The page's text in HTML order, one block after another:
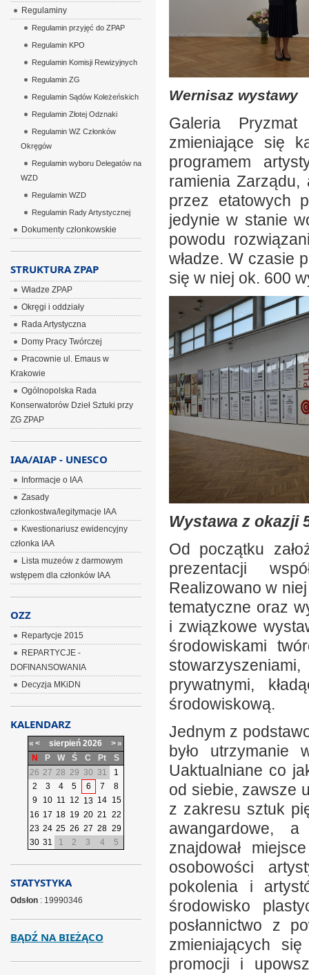
Wernisaz wystawy
Galeria
zmieniające się
programem
ramienia Zarządu,
przez etatowych
jedynie w stanie
powodu
władze. W czasie
się w niej ok. 600
Wystawa z okazji
Od początku
prezentacji
Realizowano w
tematyczne oraz
i związkowe
środowiskami
prywatnymi,
środowiskową.
Jednym z
było utrzymanie
Uaktualniane co
od siebie, zawsze
z zakresu sztuk
awangardowe,
znajdował
osobowości
pokolenia i
środowisko
posłannictwo z
zmieniających
promocji i
Regulaminy
Regulamin przyjęć do ZPAP
Regulamin KPO
Regulamin Komisji Rewizyjnych
Regulamin ZG
Regulamin Sądów Koleżeńskich
Regulamin Złotej Odznaki
Regulamin WZ Członków
Okręgów
Regulamin wyboru Delegatów na
WZD
Regulamin WZD
Regulamin Rady Artystycznej
Dokumenty członkowskie
STRUKTURA ZPAP
Władze ZPAP
Okręgi i oddziały
Rada Artystyczna
Domy Pracy Twórczej
Pracownie ul. Emaus w
Krakowie
Ogólnopolska Rada
Konserwatorów Dzieł Sztuki przy
ZG ZPAP
IAA/AIAP - UNESCO
Informacje o IAA
Zasady
członkostwa/legitymacje IAA
Kwestionariusz ewidencyjny
członka IAA
Lista muzeów z darmowym
wstępem dla członków IAA
OZZ
Repartycje 2015
REPARTYCJE -
DOFINANSOWANIA
Decyzja MKiDN
KALENDARZ
« < sierpień 2026 >»
N
P W Ś C Pt
S
26 27 28 29 30 31
1
2
3 4 5 6 7
8
9
10 11 12 13 14 15
16 17 18 19 20 21 22
23 24 25 26 27 28 29
30 31 1 2 3 4 5
STATYSTYKA
Odsłon: 19990346
BĄDŹ NA BIEŻĄCO